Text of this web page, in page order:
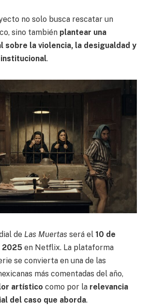
no solo busca rescatar un
sino también plantear una
sobre la violencia, la desigualdad y
.
de Las Muertas será el 10 de
2025 en Netflix. La plataforma
se convierta en una de las
más comentadas del año,
artístico como por la relevancia
del caso que aborda.